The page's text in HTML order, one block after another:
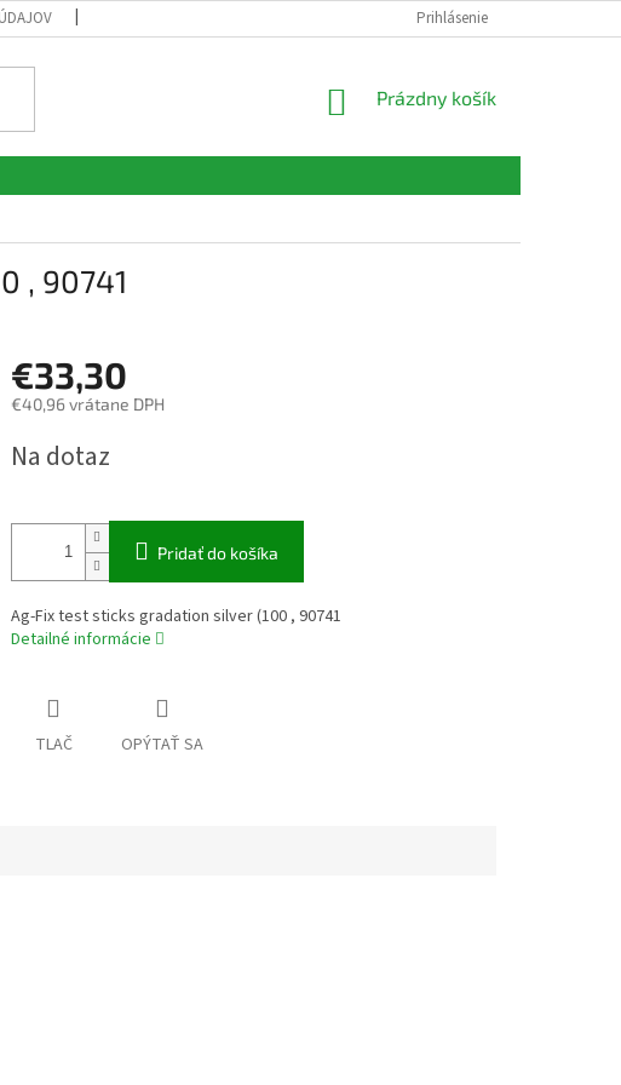
Prihlásenie
NÁKUPNÝ
Prázdny košík
, 90741
€33,30
€40,96 vrátane DPH
cena:
Na dotaz
Pridať do košíka
Ag-Fix test sticks gradation silver (100 , 90741
Detailné informácie
TLAČ OPÝTAŤ SA